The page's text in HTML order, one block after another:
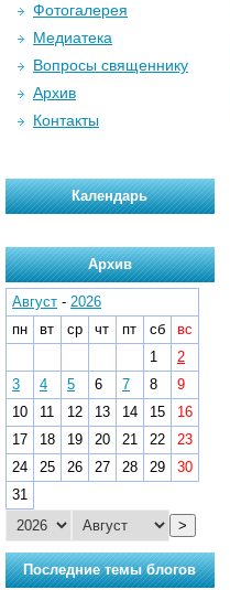
Фотогалерея
Медиатека
Вопросы священнику
Архив
Контакты
Календарь
Архив
Август - 2026
пн
вт ср чт пт сб
вс
1
2
3
4 5 6 7 8
9
10
11 12 13 14 15
16
17
18 19 20 21 22
23
24
25 26 27 28 29
30
31
>
Последние темы блогов